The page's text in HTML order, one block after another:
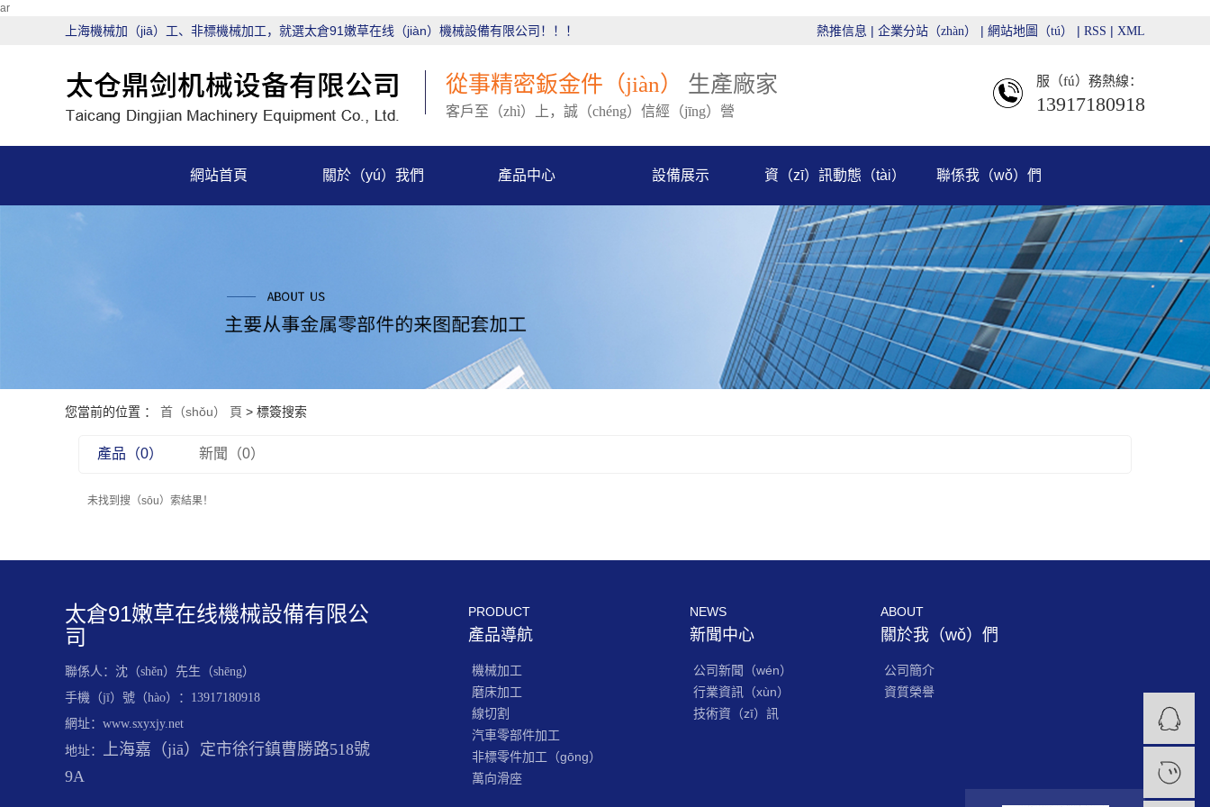
ar
上海機械加（jiā）工、非標機械加工，就選太倉91嫩草在线（jiàn）機械設備有限公司！！！ 熱推信息 | 企業分站（zhàn） | 網站地圖（tú） | RSS | XML
從事精密鈑金件（jiàn） 生產廠家
客戶至（zhì）上，誠（chéng）信經（jīng）營
服（fú）務熱線：
13917180918
網站首頁 關於（yú）我們 產品中心 設備展示 資（zī）訊動態（tài） 聯係我（wǒ）們
您當前的位置 ： 首（shǒu） 頁 > 標簽搜索
產品（0） 新聞（0）
未找到搜（sōu）索結果！
太倉91嫩草在线機械設備有限公
司
聯係人：沈（shěn）先生（shēng）
手機（jī）號（hào）：13917180918
網址：www.sxyxjy.net
地址：
上海嘉（jiā）定市徐行鎮曹勝路518號
9A
PRODUCT
產品導航
機械加工
磨床加工
線切割
汽車零部件加工
非標零件加工（gōng）
萬向滑座
NEWS
新聞中心
公司新聞（wén）
行業資訊（xùn）
技術資（zī）訊
ABOUT
關於我（wǒ）們
公司簡介
資質榮譽